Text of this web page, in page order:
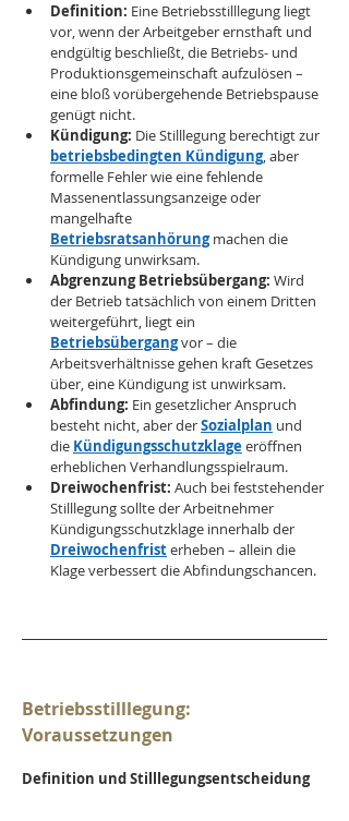
Definition: Eine Betriebsstilllegung liegt
vor, wenn der Arbeitgeber ernsthaft und
endgültig beschließt, die Betriebs- und
Produktionsgemeinschaft aufzulösen –
eine bloß vorübergehende Betriebspause
genügt nicht.
Kündigung: Die Stilllegung berechtigt zur
betriebsbedingten Kündigung, aber
formelle Fehler wie eine fehlende
Massenentlassungsanzeige oder
mangelhafte
Betriebsratsanhörung machen die
Kündigung unwirksam.
Abgrenzung Betriebsübergang: Wird
der Betrieb tatsächlich von einem Dritten
weitergeführt, liegt ein
Betriebsübergang vor – die
Arbeitsverhältnisse gehen kraft Gesetzes
über, eine Kündigung ist unwirksam.
Abfindung: Ein gesetzlicher Anspruch
besteht nicht, aber der Sozialplan und
die Kündigungsschutzklage eröffnen
erheblichen Verhandlungsspielraum.
Dreiwochenfrist: Auch bei feststehender
Stilllegung sollte der Arbeitnehmer
Kündigungsschutzklage innerhalb der
Dreiwochenfrist erheben – allein die
Klage verbessert die Abfindungschancen.
Betriebsstilllegung:
Voraussetzungen
Definition und Stilllegungsentscheidung